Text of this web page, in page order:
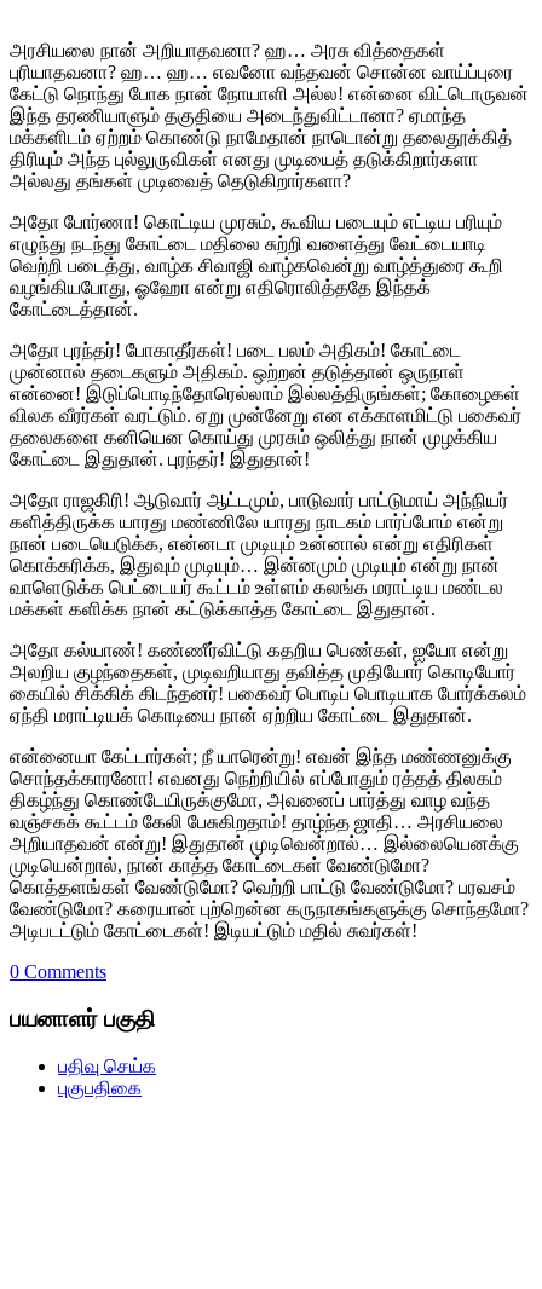
அரசியலை நான் அறியாதவனா? ஹ… அரசு வித்தைகள்
புரியாதவனா? ஹ… ஹ… எவனோ வந்தவன் சொன்ன வாய்ப்புரை
கேட்டு நொந்து போக நான் நோயாளி அல்ல! என்னை விட்டொருவன்
இந்த தரணியாளும் தகுதியை அடைந்துவிட்டானா? ஏமாந்த
மக்களிடம் ஏற்றம் கொண்டு நாமேதான் நாடொன்று தலைதூக்கித்
திரியும் அந்த புல்லுருவிகள் எனது முடியைத் தடுக்கிறார்களா
அல்லது தங்கள் முடிவைத் தெடுகிறார்களா?
அதோ போர்ணா! கொட்டிய முரசும், கூவிய படையும் எட்டிய பரியும்
எழுந்து நடந்து கோட்டை மதிலை சுற்றி வளைத்து வேட்டையாடி
வெற்றி படைத்து, வாழ்க சிவாஜி வாழ்கவென்று வாழ்த்துரை கூறி
வழங்கியபோது, ஓஹோ என்று எதிரொலித்ததே இந்தக்
கோட்டைத்தான்.
அதோ புரந்தர்! போகாதீர்கள்! படை பலம் அதிகம்! கோட்டை
முன்னால் தடைகளும் அதிகம். ஒற்றன் தடுத்தான் ஒருநாள்
என்னை! இடுப்பொடிந்தோரெல்லாம் இல்லத்திருங்கள்; கோழைகள்
விலக வீரர்கள் வரட்டும். ஏறு முன்னேறு என எக்காளமிட்டு பகைவர்
தலைகளை கனியென கொய்து முரசும் ஒலித்து நான் முழக்கிய
கோட்டை இதுதான். புரந்தர்! இதுதான்!
அதோ ராஜகிரி! ஆடுவார் ஆட்டமும், பாடுவார் பாட்டுமாய் அந்நியர்
களித்திருக்க யாரது மண்ணிலே யாரது நாடகம் பார்ப்போம் என்று
நான் படையெடுக்க, என்னடா முடியும் உன்னால் என்று எதிரிகள்
கொக்கரிக்க, இதுவும் முடியும்… இன்னமும் முடியும் என்று நான்
வாளெடுக்க பெட்டையர் கூட்டம் உள்ளம் கலங்க மராட்டிய மண்டல
மக்கள் களிக்க நான் கட்டுக்காத்த கோட்டை இதுதான்.
அதோ கல்யாண்! கண்ணீர்விட்டு கதறிய பெண்கள், ஐயோ என்று
அலறிய குழந்தைகள், முடிவறியாது தவித்த முதியோர் கொடியோர்
கையில் சிக்கிக் கிடந்தனர்! பகைவர் பொடிப் பொடியாக போர்க்கலம்
ஏந்தி மராட்டியக் கொடியை நான் ஏற்றிய கோட்டை இதுதான்.
என்னையா கேட்டார்கள்; நீ யாரென்று! எவன் இந்த மண்ணனுக்கு
சொந்தக்காரனோ! எவனது நெற்றியில் எப்போதும் ரத்தத் திலகம்
திகழ்ந்து கொண்டேயிருக்குமோ, அவனைப் பார்த்து வாழ வந்த
வஞ்சகக் கூட்டம் கேலி பேசுகிறதாம்! தாழ்ந்த ஜாதி… அரசியலை
அறியாதவன் என்று! இதுதான் முடிவென்றால்… இல்லையெனக்கு
முடியென்றால், நான் காத்த கோட்டைகள் வேண்டுமோ?
கொத்தளங்கள் வேண்டுமோ? வெற்றி பாட்டு வேண்டுமோ? பரவசம்
வேண்டுமோ? கரையான் புற்றென்ன கருநாகங்களுக்கு சொந்தமோ?
அடிபடட்டும் கோட்டைகள்! இடியட்டும் மதில் சுவர்கள்!
0 Comments
பயனாளர் பகுதி
பதிவு செய்க
புகுபதிகை